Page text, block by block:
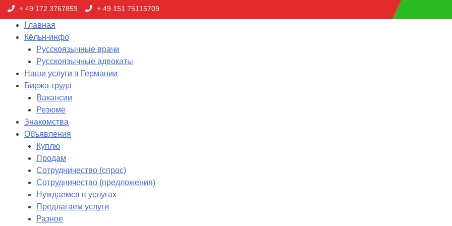
+ 49 172 3767859 + 49 151 75115709
Главная
Кёльн-инфо
Русскоязычные врачи
Русскоязычные адвокаты
Наши услуги в Германии
Биржа труда
Вакансии
Резюме
Знакомства
Объявления
Куплю
Продам
Сотрудничество (спрос)
Сотрудничество (предложения)
Нуждаемся в услугах
Предлагаем услуги
Разное